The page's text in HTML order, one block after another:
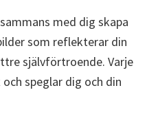
med dig skapa
som reflekterar din
självförtroende. Varje
speglar dig och din